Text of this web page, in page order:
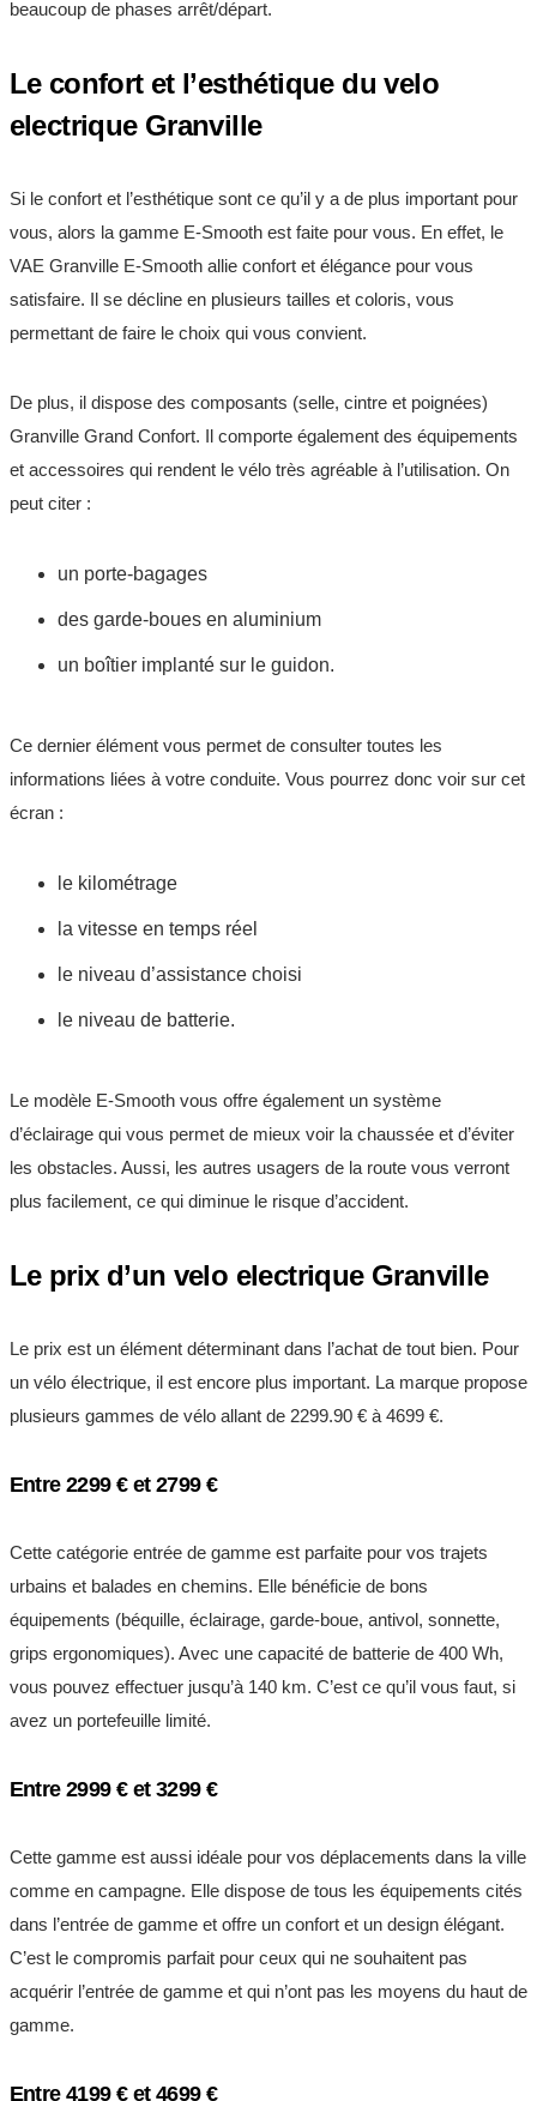
beaucoup de phases arrêt/départ.
Le confort et l’esthétique du velo
electrique Granville
Si le confort et l’esthétique sont ce qu’il y a de plus important pour
vous, alors la gamme E-Smooth est faite pour vous. En effet, le
VAE Granville E-Smooth allie confort et élégance pour vous
satisfaire. Il se décline en plusieurs tailles et coloris, vous
permettant de faire le choix qui vous convient.
De plus, il dispose des composants (selle, cintre et poignées)
Granville Grand Confort. Il comporte également des équipements
et accessoires qui rendent le vélo très agréable à l’utilisation. On
peut citer :
un porte-bagages
des garde-boues en aluminium
un boîtier implanté sur le guidon.
Ce dernier élément vous permet de consulter toutes les
informations liées à votre conduite. Vous pourrez donc voir sur cet
écran :
le kilométrage
la vitesse en temps réel
le niveau d’assistance choisi
le niveau de batterie.
Le modèle E-Smooth vous offre également un système
d’éclairage qui vous permet de mieux voir la chaussée et d’éviter
les obstacles. Aussi, les autres usagers de la route vous verront
plus facilement, ce qui diminue le risque d’accident.
Le prix d’un velo electrique Granville
Le prix est un élément déterminant dans l’achat de tout bien. Pour
un vélo électrique, il est encore plus important. La marque propose
plusieurs gammes de vélo allant de 2299.90 € à 4699 €.
Entre 2299 € et 2799 €
Cette catégorie entrée de gamme est parfaite pour vos trajets
urbains et balades en chemins. Elle bénéficie de bons
équipements (béquille, éclairage, garde-boue, antivol, sonnette,
grips ergonomiques). Avec une capacité de batterie de 400 Wh,
vous pouvez effectuer jusqu’à 140 km. C’est ce qu’il vous faut, si
avez un portefeuille limité.
Entre 2999 € et 3299 €
Cette gamme est aussi idéale pour vos déplacements dans la ville
comme en campagne. Elle dispose de tous les équipements cités
dans l’entrée de gamme et offre un confort et un design élégant.
C’est le compromis parfait pour ceux qui ne souhaitent pas
acquérir l’entrée de gamme et qui n’ont pas les moyens du haut de
gamme.
Entre 4199 € et 4699 €